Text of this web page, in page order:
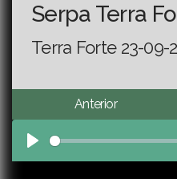
Serpa Terra
Terra Forte 23-09-
Anterior
Play